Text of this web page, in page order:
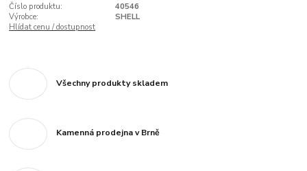
Číslo produktu:
40546
Výrobce:
SHELL
Hlídat cenu / dostupnost
Všechny produkty skladem
Kamenná prodejna v Brně